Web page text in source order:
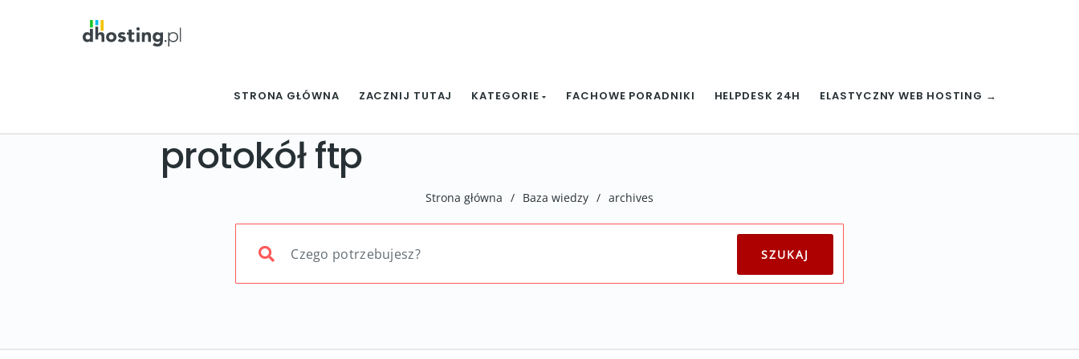
STRONA GŁÓWNA ZACZNIJ TUTAJ KATEGORIE FACHOWE PORADNIKI HELPDESK 24H ELASTYCZNY WEB HOSTING →
protokół ftp
Strona główna / Baza wiedzy / archives